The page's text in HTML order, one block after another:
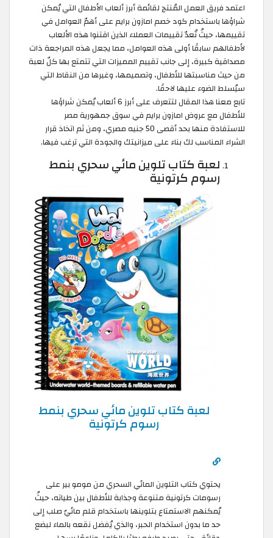
اعتمد فريق العمل المُنتج لقائمة أبرز ألعاب الأطفال التي يُمكن
شراؤها باستخدام كود خصم امازون برايم على أهمّ العوامل في
تقييمها، حيثُ تُعدّ تقييمات العملاء الذين اقتنوا هذه الألعاب
لأطفالهم سابقًا أولى هذه العوامل، مما يجعل هذه المراجعة ذات
مصداقية كبيرة، إلى جانب تقييم المميزات التي تتمتع بها كلّ لعبة
من حيث مناسبتها للأطفال، وتصميمها، وغيرها من النقاط التي
سيُسلط الضوء عليها لاحقًا.
تابع معنا هذا المقال لتتعرف على أبرز 6 ألعاب يُمكن شراؤها
للأطفال مع عروض امازون برايم في سوق جمهورية مصر
للاستفادة منها بحد أقصى 50 جنيه مصري، ومن ثم اتخاذ قرار
الشراء المناسب لك بناء على ميزانيتك والجودة التي ترغب فيها.
لعبة كتاب تلوين مائي سحري بنمط
رسوم كرتونية
لعبة كتاب تلوين مائي سحري بنمط
رسوم كرتونية
يحتوي كتاب التلوين المائي السحري من مومو بير على
رسومات كرتونية متنوعة وجذابة للأطفال بين طياته، حيثُ
يُمكنهم الاستمتاع بتلوينها باستخدام قلم مائيّ صلب إلى
حد ما بدون استخدام الحبر، والذي يُفضل نقعه بالماء لبضع